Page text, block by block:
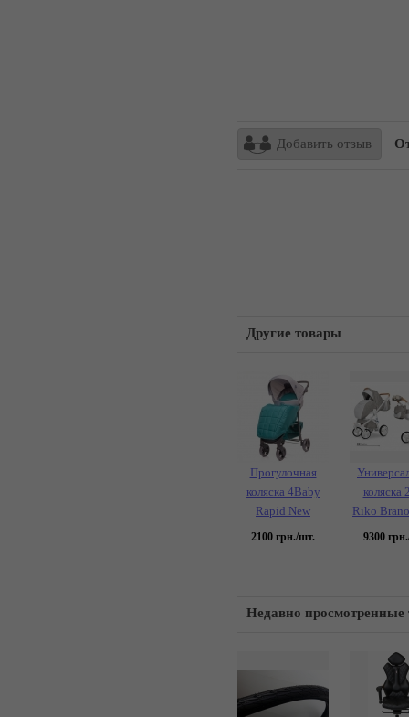
Добавить отзыв
Другие товары
Прогулочная
коляска 4Baby
Rapid New
2100 грн./шт.
коляска
Riko
9300
Недавно просмотренные